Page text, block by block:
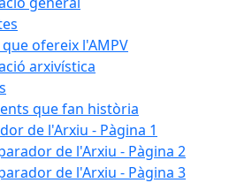
ofereix l'AMPV
arxivística
que fan història
de l'Arxiu - Pàgina 1
de l'Arxiu - Pàgina 2
de l'Arxiu - Pàgina 3